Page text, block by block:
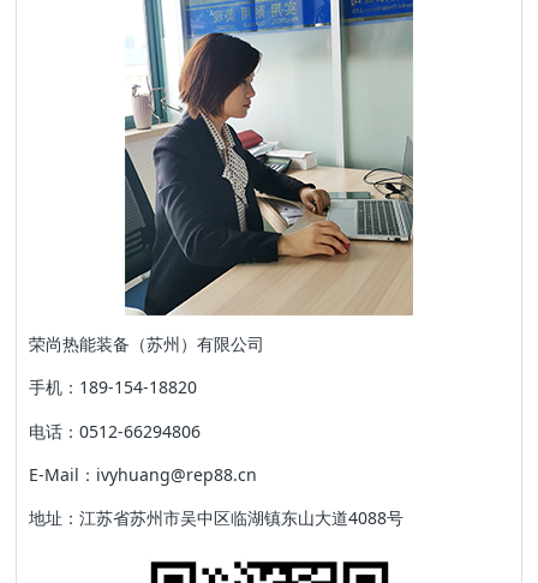
荣尚热能装备（苏州）有限公司
手机：189-154-18820
电话：0512-66294806
E-Mail：ivyhuang@rep88.cn
地址：江苏省苏州市吴中区临湖镇东山大道4088号